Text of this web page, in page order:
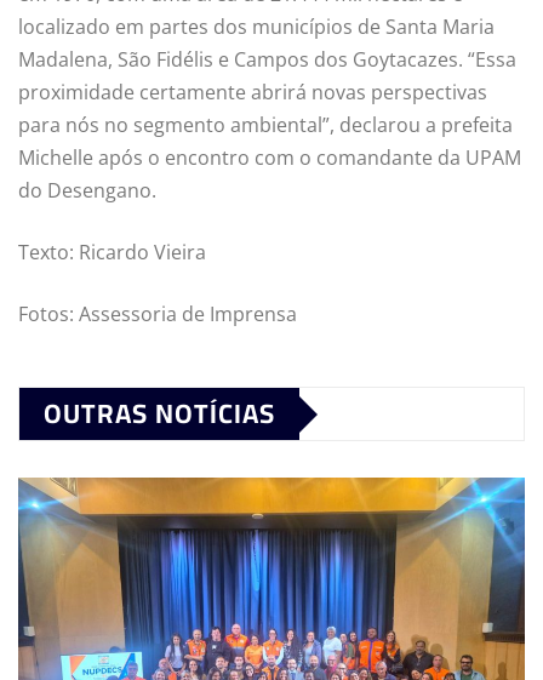
localizado em partes dos municípios de Santa Maria
Madalena, São Fidélis e Campos dos Goytacazes. “Essa
proximidade certamente abrirá novas perspectivas
para nós no segmento ambiental”, declarou a prefeita
Michelle após o encontro com o comandante da UPAM
do Desengano.
Texto: Ricardo Vieira
Fotos: Assessoria de Imprensa
OUTRAS NOTÍCIAS